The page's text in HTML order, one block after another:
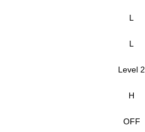
L
L
Level 2
H
OFF